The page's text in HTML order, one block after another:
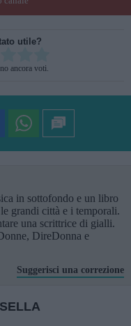
utile?
ancora voti.
in sottofondo e un libro
grandi città e i temporali.
una scrittrice di gialli.
DireDonna e
Suggerisci una correzione